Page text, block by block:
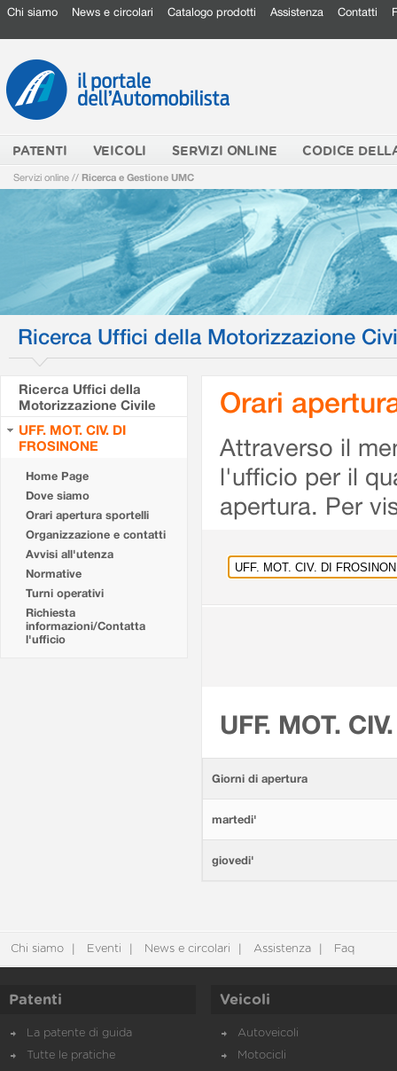
Chi siamo News e circolari Catalogo prodotti Assistenza Contatti
PATENTI VEICOLI SERVIZI ONLINE CODICE
Servizi online // Ricerca e Gestione UMC
Ricerca Uffici della Motorizzazione
Ricerca Uffici della
Motorizzazione Civile
UFF. MOT. CIV. DI
FROSINONE
Home Page
Dove siamo
Orari apertura sportelli
Organizzazione e contatti
Avvisi all'utenza
Normative
Turni operativi
Richiesta
informazioni/Contatta
l'ufficio
Orari
Attraverso il
l'ufficio per il
apertura. Per
UFF. MOT.
Giorni di apertura
martedi'
giovedi'
Chi siamo Eventi News e circolari Assistenza Faq
Patenti
La patente di guida
Tutte le pratiche
Veicoli
Autoveicoli
Motocicli